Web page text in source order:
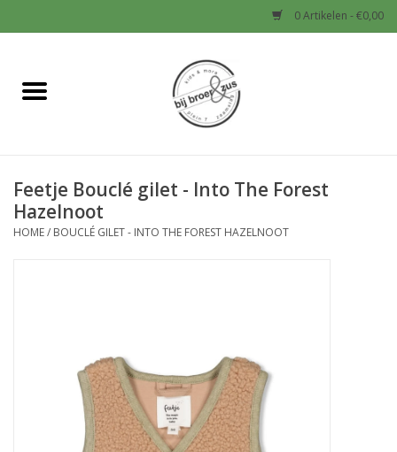
0 Artikelen - €0,00
Home
Baby
Jongens
Schoenen en Tassen
Feetje Bouclé gilet - Into The Forest
Hazelnoot
HOME/ BOUCLÉ GILET - INTO THE FOREST HAZELNOOT